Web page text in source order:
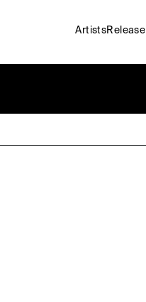
ArtistsRelease